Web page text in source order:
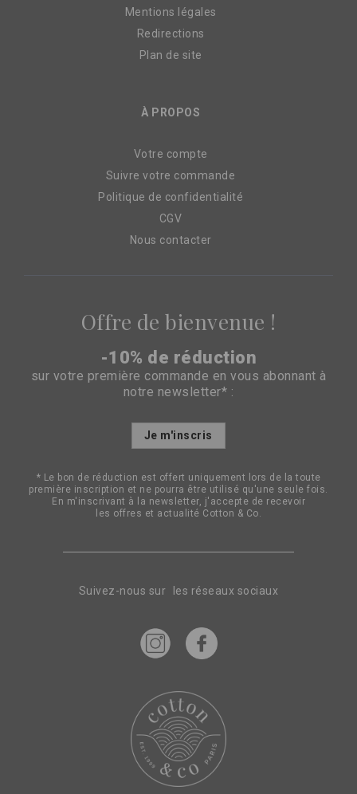
Mentions légales
Redirections
Plan de site
À PROPOS
Votre compte
Suivre votre commande
Politique de confidentialité
CGV
Nous contacter
Suivez-nous sur les réseaux sociaux
Offre de bienvenue !
-10% de réduction
sur votre première commande en vous abonnant à
notre newsletter* :
Inscription
d’information
:
Je m'inscris
* Le bon de réduction est offert uniquement lors de la toute
première inscription et ne pourra être utilisé qu'une seule fois.
En m'inscrivant à la newsletter, j'accepte de recevoir
les offres et actualité Cotton & Co.